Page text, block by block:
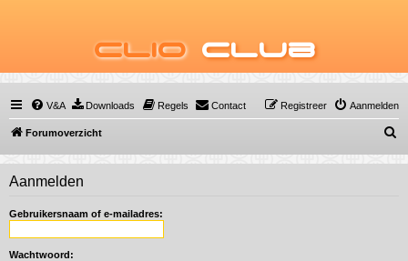
Clio Club
V&A Downloads Regels Contact Aanmelden
Registreer
Forumoverzicht
o
Aanmelden
Gebruikersnaam of e-mailadres:
Wachtwoord: